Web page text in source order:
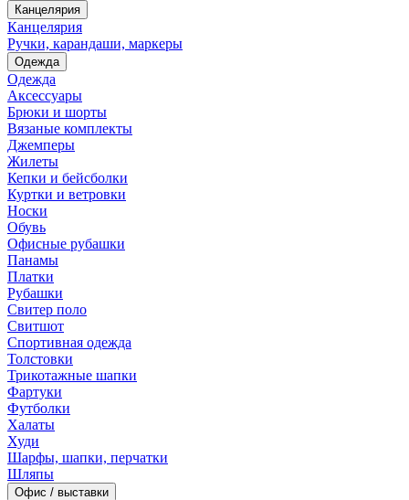
Канцелярия
Канцелярия
Ручки, карандаши, маркеры
Одежда
Одежда
Аксессуары
Брюки и шорты
Вязаные комплекты
Джемперы
Жилеты
Кепки и бейсболки
Куртки и ветровки
Носки
Обувь
Офисные рубашки
Панамы
Платки
Рубашки
Свитер поло
Свитшот
Спортивная одежда
Толстовки
Трикотажные шапки
Фартуки
Футболки
Халаты
Худи
Шарфы, шапки, перчатки
Шляпы
Офис / выставки